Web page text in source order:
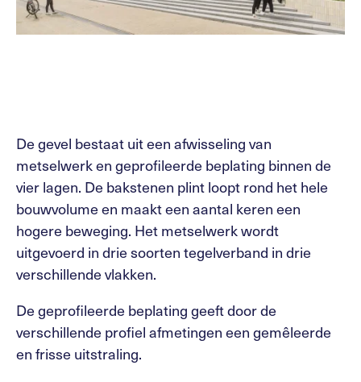
De gevel bestaat uit een afwisseling van
metselwerk en geprofileerde beplating binnen de
vier lagen. De bakstenen plint loopt rond het hele
bouwvolume en maakt een aantal keren een
hogere beweging. Het metselwerk wordt
uitgevoerd in drie soorten tegelverband in drie
verschillende vlakken.
De geprofileerde beplating geeft door de
verschillende profiel afmetingen een gemêleerde
en frisse uitstraling.